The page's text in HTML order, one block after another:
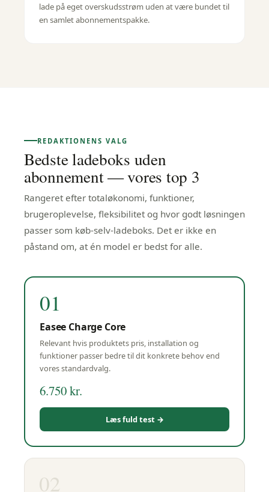
lade på eget overskudsstrøm uden at være bundet til
en samlet abonnementspakke.
REDAKTIONENS VALG
Bedste ladeboks uden
abonnement — vores top 3
Rangeret efter totaløkonomi, funktioner,
brugeroplevelse, fleksibilitet og hvor godt løsningen
passer som køb-selv-ladeboks. Det er ikke en
påstand om, at én model er bedst for alle.
01
Easee Charge Core
Relevant hvis produktets pris, installation og
funktioner passer bedre til dit konkrete behov end
vores standardvalg.
6.750 kr.
Læs fuld test →
02